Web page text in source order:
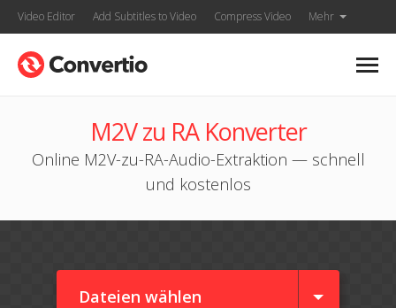
Video Editor Add Subtitles to Video Compress Video Mehr
M2V zu RA Konverter
Online M2V-zu-RA-Audio-Extraktion — schnell
und kostenlos
Dateien wählen